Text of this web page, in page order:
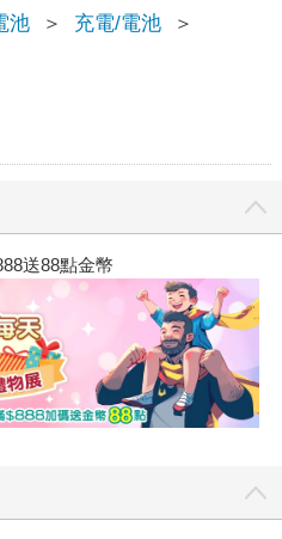
池 ＞ 充電/電池
＞
送88點金幣